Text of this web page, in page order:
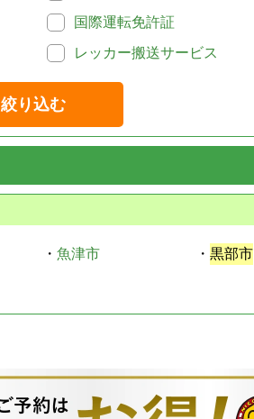
国際運転免許証
レッカー搬送サービス
絞り込む
・ 魚津市 ・ 黒部市